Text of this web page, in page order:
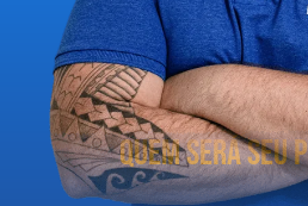
QUEM SERÁ SEU